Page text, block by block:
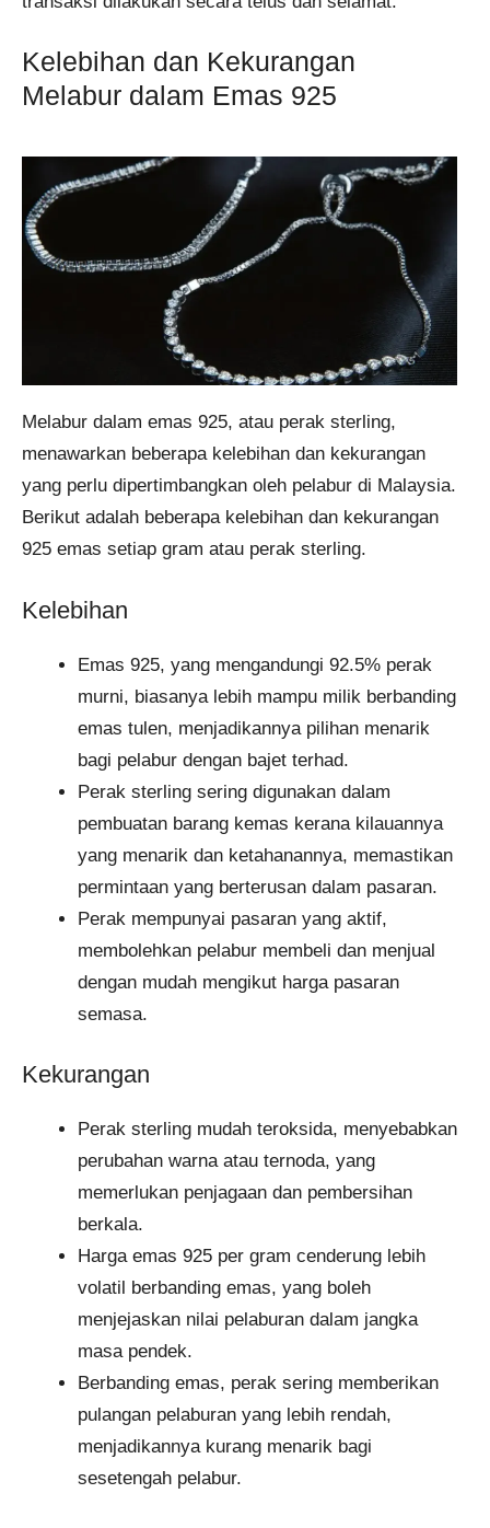
Kelebihan dan Kekurangan
Melabur dalam Emas 925
Melabur dalam emas 925, atau perak sterling,
menawarkan beberapa kelebihan dan kekurangan
yang perlu dipertimbangkan oleh pelabur di Malaysia.
Berikut adalah beberapa kelebihan dan kekurangan
925 emas setiap gram atau perak sterling.
Kelebihan
Emas 925, yang mengandungi 92.5% perak
murni, biasanya lebih mampu milik berbanding
emas tulen, menjadikannya pilihan menarik
bagi pelabur dengan bajet terhad.
Perak sterling sering digunakan dalam
pembuatan barang kemas kerana kilauannya
yang menarik dan ketahanannya, memastikan
permintaan yang berterusan dalam pasaran.
Perak mempunyai pasaran yang aktif,
membolehkan pelabur membeli dan menjual
dengan mudah mengikut harga pasaran
semasa.
Kekurangan
Perak sterling mudah teroksida, menyebabkan
perubahan warna atau ternoda, yang
memerlukan penjagaan dan pembersihan
berkala.
Harga emas 925 per gram cenderung lebih
volatil berbanding emas, yang boleh
menjejaskan nilai pelaburan dalam jangka
masa pendek.
Berbanding emas, perak sering memberikan
pulangan pelaburan yang lebih rendah,
menjadikannya kurang menarik bagi
sesetengah pelabur.